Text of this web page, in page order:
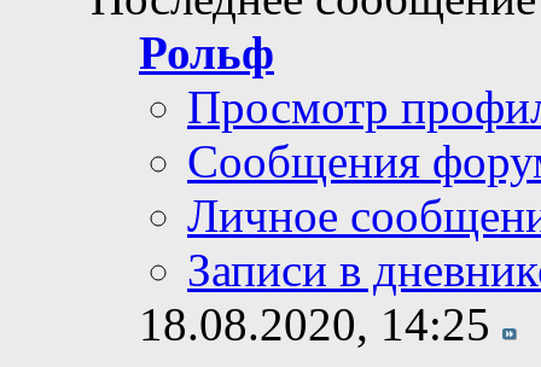
Рольф
Просмотр
Сообщения
Личное
Записи в
18.08.2020, 14:25